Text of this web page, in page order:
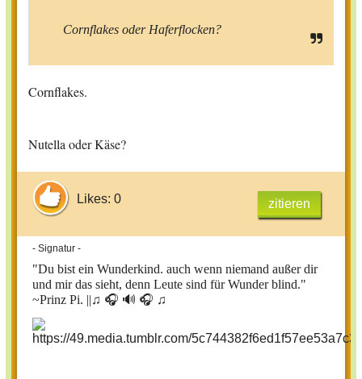
Cornflakes oder Haferflocken?
Cornflakes.
Nutella oder Käse?
Likes: 0 zitieren
- Signatur -
"Du bist ein Wunderkind. auch wenn niemand außer dir
und mir das sieht, denn Leute sind für Wunder blind."
~Prinz Pi. ||♫ 🎧 🔊 🎧 ♫